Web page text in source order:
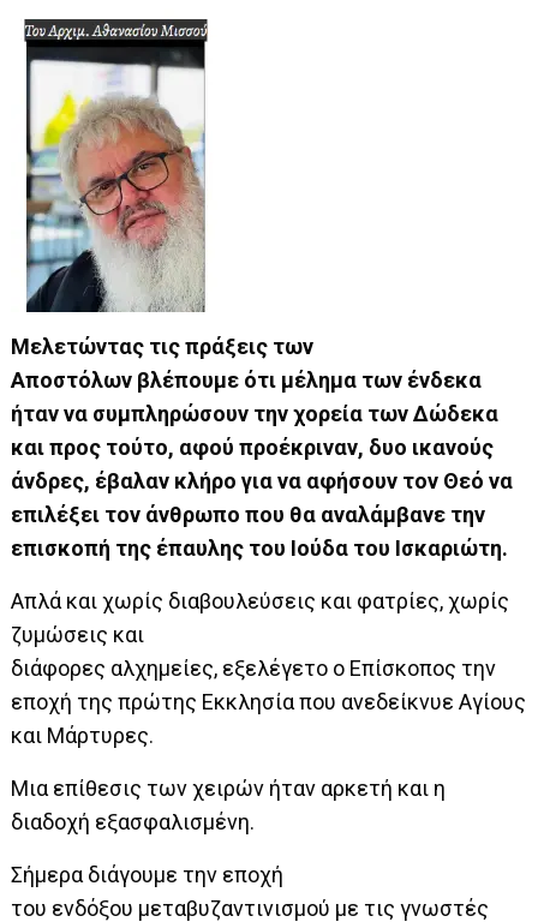
Μελετώντας τις πράξεις των
Αποστόλων βλέπουμε ότι μέλημα των ένδεκα
ήταν να συμπληρώσουν την χορεία των Δώδεκα
και προς τούτο, αφού προέκριναν, δυο ικανούς
άνδρες, έβαλαν κλήρο για να αφήσουν τον Θεό να
επιλέξει τον άνθρωπο που θα αναλάμβανε την
επισκοπή της έπαυλης του Ιούδα του Ισκαριώτη.
Απλά και χωρίς διαβουλεύσεις και φατρίες, χωρίς
ζυμώσεις και
διάφορες αλχημείες, εξελέγετο ο Επίσκοπος την
εποχή της πρώτης Εκκλησία που ανεδείκνυε Αγίους
και Μάρτυρες.
Μια επίθεσις των χειρών ήταν αρκετή και η
διαδοχή εξασφαλισμένη.
Σήμερα διάγουμε την εποχή
του ενδόξου μεταβυζαντινισμού με τις γνωστές